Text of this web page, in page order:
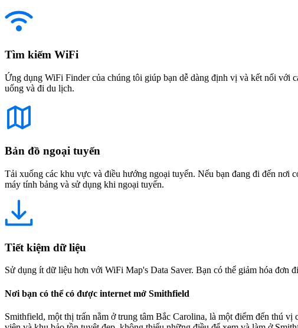
Tìm kiếm WiFi
Ứng dụng WiFi Finder của chúng tôi giúp bạn dễ dàng định vị và kết nối với
uống và đi du lịch.
Bản đồ ngoại tuyến
Tải xuống các khu vực và điều hướng ngoại tuyến. Nếu bạn đang đi đến
máy tính bảng và sử dụng khi ngoại tuyến.
Tiết kiệm dữ liệu
Sử dụng ít dữ liệu hơn với WiFi Map's Data Saver. Bạn có thể giảm hóa đơn
Nơi bạn có thể có được internet mở Smithfield
Smithfield, một thị trấn nằm ở trung tâm Bắc Carolina, là một điểm đến thú